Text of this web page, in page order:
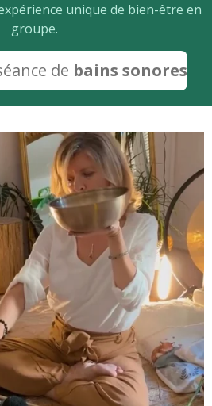
unique de bien-être en
groupe.
de bains sonores